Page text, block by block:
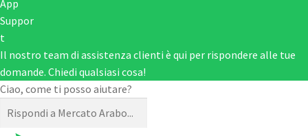
Il nostro team di assistenza clienti è qui per rispondere alle tue
domande. Chiedi qualsiasi cosa!
Ciao, come ti posso aiutare?